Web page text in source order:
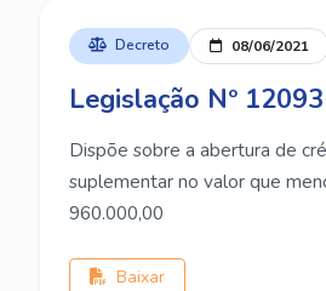
Decreto 08/06/2021
Legislação Nº 12093
Dispõe sobre a abertura de
suplementar no valor que
960.000,00
Baixar